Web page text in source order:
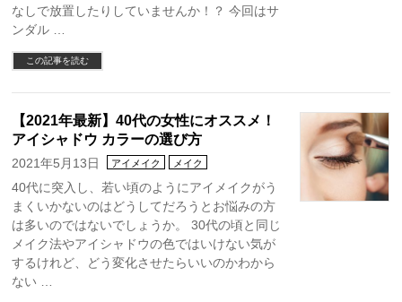
なしで放置したりしていませんか！？ 今回はサ
ンダル …
この記事を読む
【2021年最新】40代の女性にオススメ！
アイシャドウ カラーの選び方
2021年5月13日 アイメイク メイク
40代に突入し、若い頃のようにアイメイクがう
まくいかないのはどうしてだろうとお悩みの方
は多いのではないでしょうか。 30代の頃と同じ
メイク法やアイシャドウの色ではいけない気が
するけれど、どう変化させたらいいのかわから
ない …